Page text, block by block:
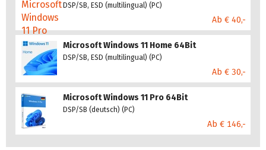
DSP/SB, ESD (multilingual) (PC)
Ab € 40,-
Microsoft Windows 11 Home 64Bit
DSP/SB, ESD (multilingual) (PC)
Ab € 30,-
Microsoft Windows 11 Pro 64Bit
DSP/SB (deutsch) (PC)
Ab € 146,-